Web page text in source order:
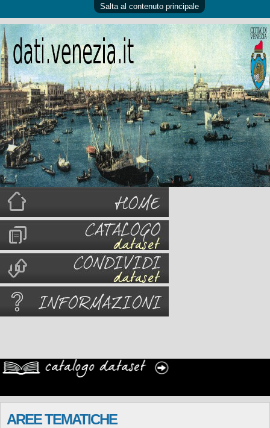
Salta al contenuto principale
AREE TEMATICHE